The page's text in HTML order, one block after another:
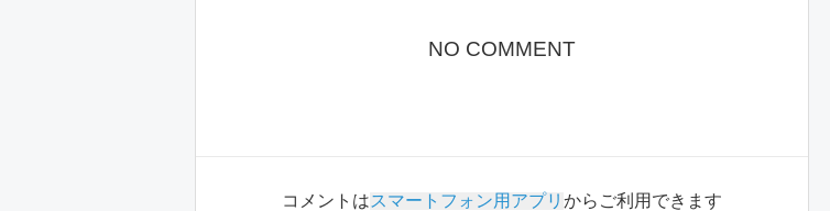
NO COMMENT
コメントはスマートフォン用アプリ からご利用できます